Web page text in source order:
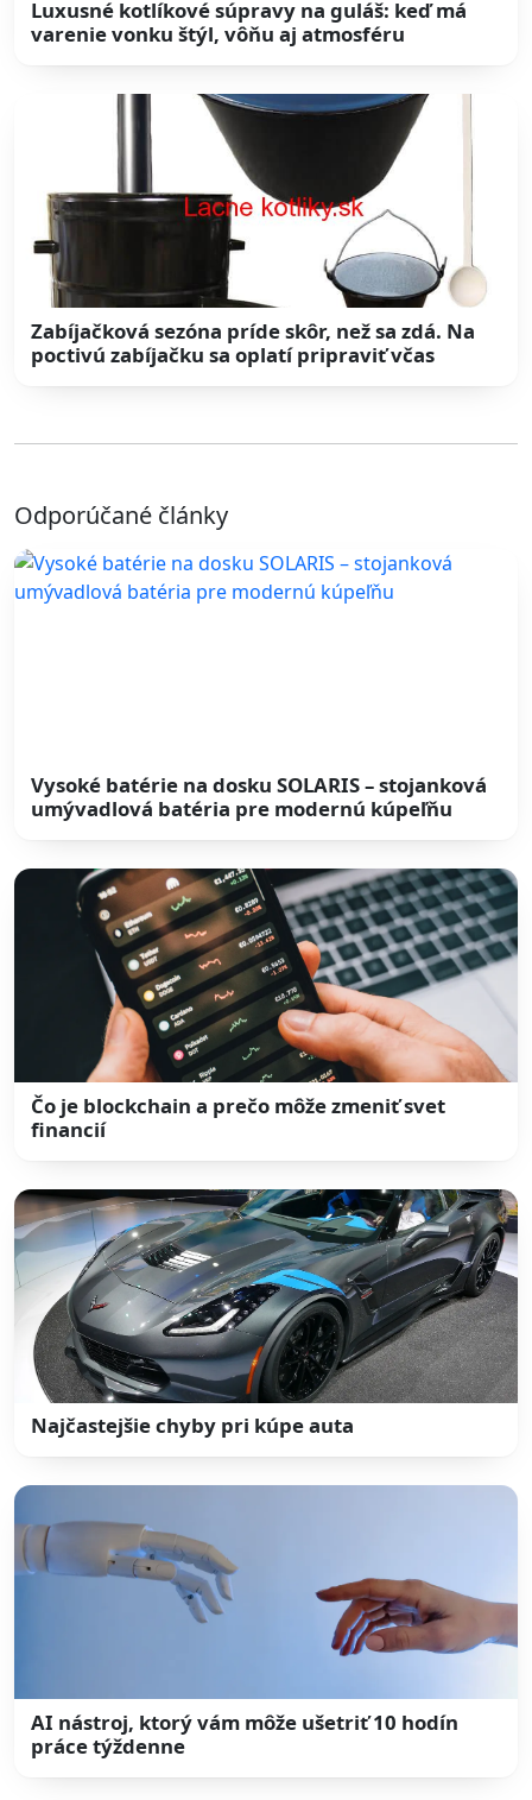
Luxusné kotlíkové súpravy na guláš: keď má
varenie vonku štýl, vôňu aj atmosféru
Zabíjačková sezóna príde skôr, než sa zdá. Na
poctivú zabíjačku sa oplatí pripraviť včas
Odporúčané články
Vysoké batérie na dosku SOLARIS – stojanková
umývadlová batéria pre modernú kúpeľňu
Čo je blockchain a prečo môže zmeniť svet
financií
Najčastejšie chyby pri kúpe auta
AI nástroj, ktorý vám môže ušetriť 10 hodín
práce týždenne